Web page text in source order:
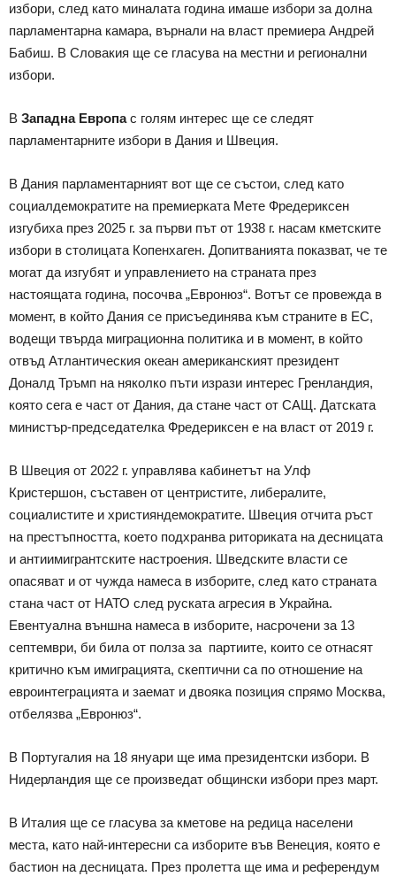
избори, след като миналата година имаше избори за долна
парламентарна камара, върнали на власт премиера Андрей
Бабиш. В Словакия ще се гласува на местни и регионални
избори.
В Западна Европас голям интерес ще се следят
парламентарните избори в Дания и Швеция.
В Дания парламентарният вот ще се състои, след като
социалдемократите на премиерката Мете Фредериксен
изгубиха през 2025 г. за първи път от 1938 г. насам кметските
избори в столицата Копенхаген. Допитванията показват, че те
могат да изгубят и управлението на страната през
настоящата година, посочва „Евронюз“. Вотът се провежда в
момент, в който Дания се присъединява към страните в ЕС,
водещи твърда миграционна политика и в момент, в който
отвъд Атлантическия океан американският президент
Доналд Тръмп на няколко пъти изрази интерес Гренландия,
която сега е част от Дания, да стане част от САЩ. Датската
министър-председателка Фредериксен е на власт от 2019 г.
В Швеция от 2022 г. управлява кабинетът на Улф
Кристершон, съставен от центристите, либералите,
социалистите и християндемократите. Швеция отчита ръст
на престъпността, което подхранва риториката на десницата
и антиимигрантските настроения. Шведските власти се
опасяват и от чужда намеса в изборите, след като страната
стана част от НАТО след руската агресия в Украйна.
Евентуална външна намеса в изборите, насрочени за 13
септември, би била от полза за партиите, които се отнасят
критично към имиграцията, скептични са по отношение на
евроинтеграцията и заемат и двояка позиция спрямо Москва,
отбелязва „Евронюз“.
В Португалия на 18 януари ще има президентски избори. В
Нидерландия ще се произведат общински избори през март.
В Италия ще се гласува за кметове на редица населени
места, като най-интересни са изборите във Венеция, която е
бастион на десницата. През пролетта ще има и референдум